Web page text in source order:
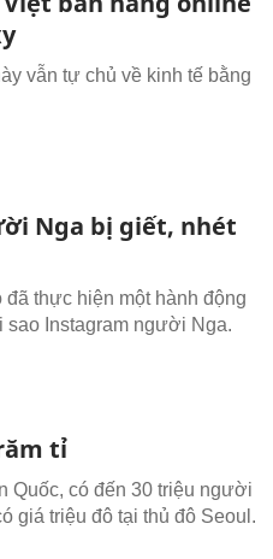
vẫn tự chủ về kinh tế bằng
Nga bị giết, nhét
thực hiện một hành động
sao Instagram người Nga.
tỉ
Quốc, có đến 30 triệu người
giá triệu đô tại thủ đô Seoul.